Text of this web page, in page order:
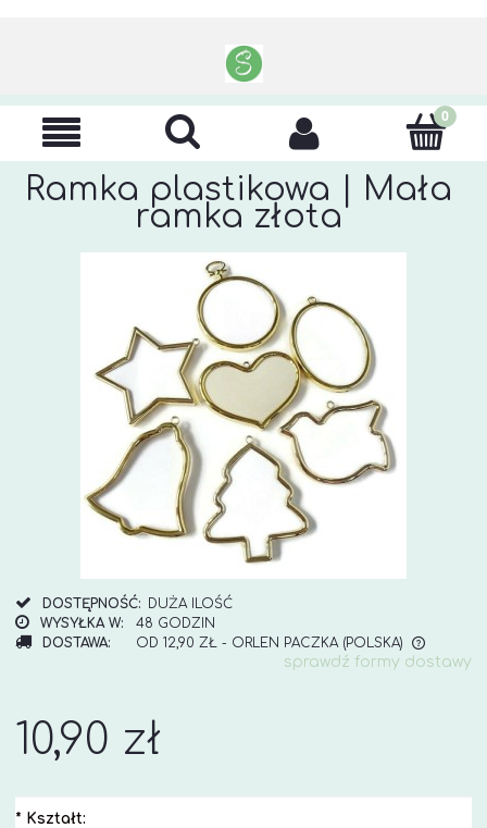
Ramka plastikowa | Mała
ramka złota
DOSTĘPNOŚĆ:
DUŻA ILOŚĆ
WYSYŁKA W:
48 GODZIN
DOSTAWA:
OD 12,90 ZŁ - ORLEN PACZKA (POLSKA)
CENA NIE ZAWIERA EWENTUALNYCH KOSZTÓW
sprawdź formy dostawy
10,90 zł
* Kształt: